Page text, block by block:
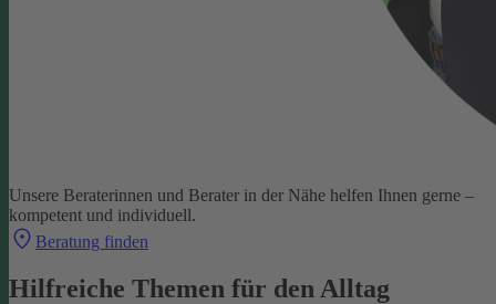
Unsere Beraterinnen und Berater in der Nähe helfen Ihnen gerne –
kompetent und individuell.
Beratung finden
Hilfreiche Themen für den Alltag